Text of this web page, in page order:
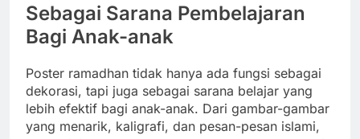
Sebagai Sarana Pembelajaran
Bagi Anak-anak
Poster ramadhan tidak hanya ada fungsi sebagai
dekorasi, tapi juga sebagai sarana belajar yang
lebih efektif bagi anak-anak. Dari gambar-gambar
yang menarik, kaligrafi, dan pesan-pesan islami,